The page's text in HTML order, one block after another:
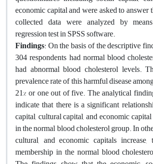
economic capital and were asked to answer
collected data were analyzed by
regression test in SPSS software.
Findings: On the basis of the descriptive
304 respondents had normal blood
had abnormal blood cholesterol levels.
prevalence rate of this harmful disease
21% or one out of five. The analytical
indicate that there is a significant
capital, cultural capital, and economic
in the normal blood cholesterol group. In
cultural, and economic capitals
membership in the normal blood